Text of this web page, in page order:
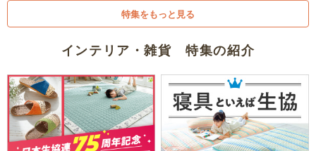
特集をもっと見る
インテリア・雑貨 特集の紹介